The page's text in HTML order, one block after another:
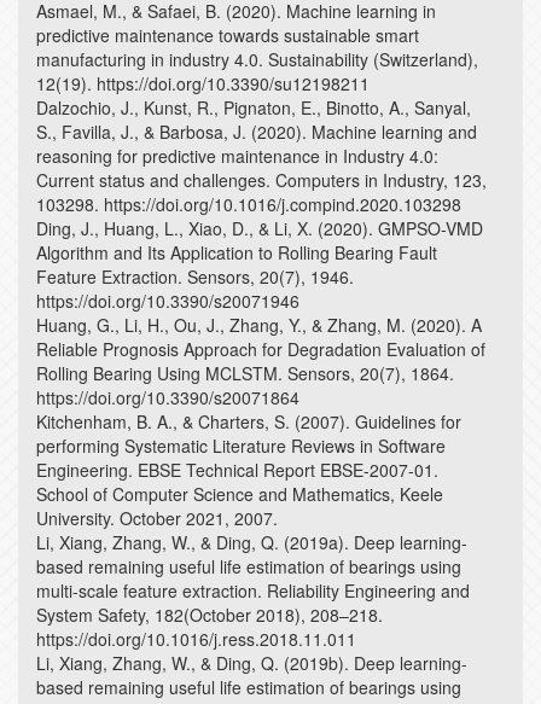
Asmael, M., & Safaei, B. (2020). Machine learning in
predictive maintenance towards sustainable smart
manufacturing in industry 4.0. Sustainability (Switzerland),
12(19). https://doi.org/10.3390/su12198211
Dalzochio, J., Kunst, R., Pignaton, E., Binotto, A., Sanyal,
S., Favilla, J., & Barbosa, J. (2020). Machine learning and
reasoning for predictive maintenance in Industry 4.0:
Current status and challenges. Computers in Industry, 123,
103298. https://doi.org/10.1016/j.compind.2020.103298
Ding, J., Huang, L., Xiao, D., & Li, X. (2020). GMPSO-VMD
Algorithm and Its Application to Rolling Bearing Fault
Feature Extraction. Sensors, 20(7), 1946.
https://doi.org/10.3390/s20071946
Huang, G., Li, H., Ou, J., Zhang, Y., & Zhang, M. (2020). A
Reliable Prognosis Approach for Degradation Evaluation of
Rolling Bearing Using MCLSTM. Sensors, 20(7), 1864.
https://doi.org/10.3390/s20071864
Kitchenham, B. A., & Charters, S. (2007). Guidelines for
performing Systematic Literature Reviews in Software
Engineering. EBSE Technical Report EBSE-2007-01.
School of Computer Science and Mathematics, Keele
University. October 2021, 2007.
Li, Xiang, Zhang, W., & Ding, Q. (2019a). Deep learning-
based remaining useful life estimation of bearings using
multi-scale feature extraction. Reliability Engineering and
System Safety, 182(October 2018), 208–218.
https://doi.org/10.1016/j.ress.2018.11.011
Li, Xiang, Zhang, W., & Ding, Q. (2019b). Deep learning-
based remaining useful life estimation of bearings using